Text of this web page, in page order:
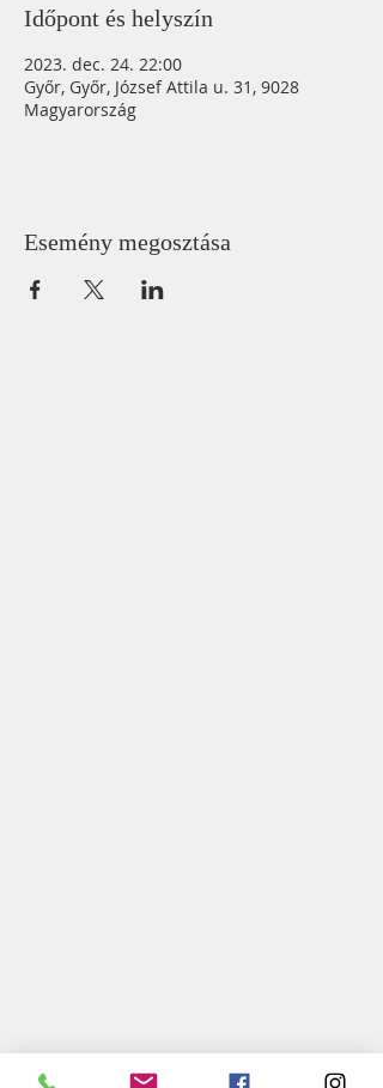
Időpont és helyszín
2023. dec. 24. 22:00
Győr, Győr, József Attila u. 31, 9028
Magyarország
Esemény megosztása